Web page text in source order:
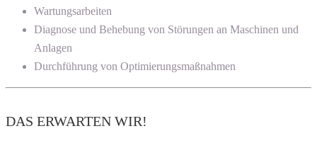
Wartungsarbeiten
Diagnose und Behebung von Störungen an Maschinen und
Anlagen
Durchführung von Optimierungsmaßnahmen
DAS ERWARTEN WIR!